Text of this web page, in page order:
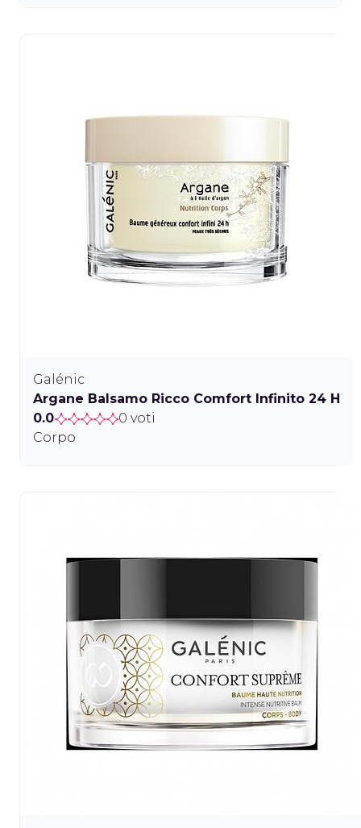
Galénic
Argane Balsamo Ricco Comfort Infinito 24 H
0.0
0 voti
Corpo